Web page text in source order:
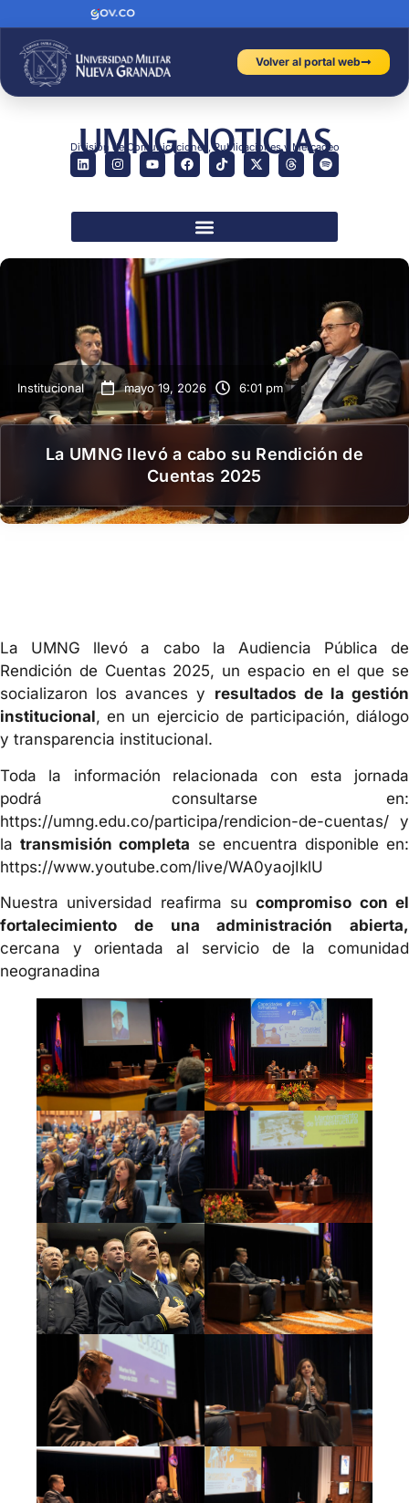
Volver al portal web
UMNG NOTICIAS
División de Comunicaciones, Publicaciones y Mercadeo
Institucional mayo 19, 2026 6:01 pm
La UMNG llevó a cabo su Rendición de
Cuentas 2025
La UMNG llevó a cabo la Audiencia Pública de
Rendición de Cuentas 2025, un espacio en el que se
socializaron los avances y resultados de la gestión
institucional, en un ejercicio de participación, diálogo
y transparencia institucional.
Toda la información relacionada con esta jornada
podrá consultarse en:
https://umng.edu.co/participa/rendicion-de-cuentas/ y
latransmisión completa se encuentra disponible en:
https://www.youtube.com/live/WA0yaojIklU
Nuestra universidad reafirma sucompromiso con el
fortalecimiento de una administración abierta,
cercana y orientada al servicio de la comunidad
neogranadina